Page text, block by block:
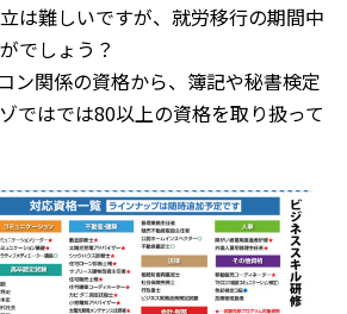
は難しいですが、就労移行の期間中
でしょう？
ン関係の資格から、簿記や秘書検定
ではでは80以上の資格を取り扱って